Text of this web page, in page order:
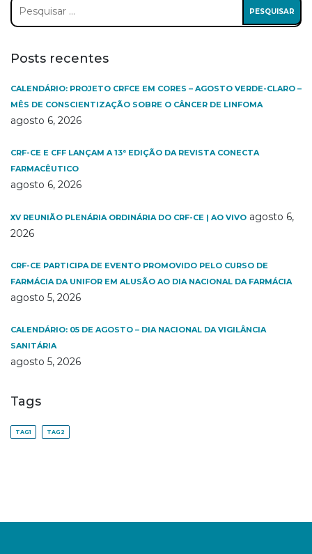
por:
Posts recentes
CALENDÁRIO: PROJETO CRFCE EM CORES – AGOSTO VERDE-CLARO –
MÊS DE CONSCIENTIZAÇÃO SOBRE O CÂNCER DE LINFOMA
agosto 6, 2026
CRF-CE E CFF LANÇAM A 13ª EDIÇÃO DA REVISTA CONECTA
FARMACÊUTICO
agosto 6, 2026
XV REUNIÃO PLENÁRIA ORDINÁRIA DO CRF-CE | AO VIVO agosto 6,
2026
CRF-CE PARTICIPA DE EVENTO PROMOVIDO PELO CURSO DE
FARMÁCIA DA UNIFOR EM ALUSÃO AO DIA NACIONAL DA FARMÁCIA
agosto 5, 2026
CALENDÁRIO: 05 DE AGOSTO – DIA NACIONAL DA VIGILÂNCIA
SANITÁRIA
agosto 5, 2026
Tags
TAG1 TAG2